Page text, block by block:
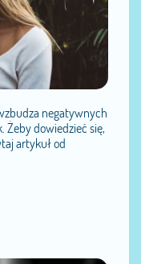
negatywnych
Żeby dowiedzieć się,
artykuł od